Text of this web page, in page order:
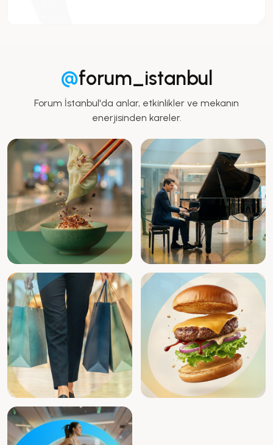
@forum_istanbul
Forum İstanbul'da anlar, etkinlikler ve mekanın
enerjisinden kareler.